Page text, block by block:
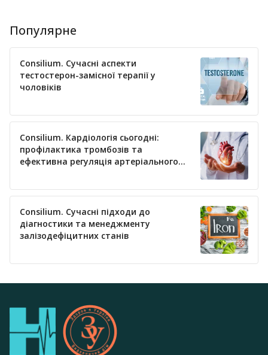
Популярне
Consilium. Сучасні аспекти
тестостерон-замісної терапії у
чоловіків
Consilium. Кардіологія сьогодні:
профілактика тромбозів та
ефективна регуляція артеріального
Consilium. Сучасні підходи до
діагностики та менеджменту
залізодефіцитних станів